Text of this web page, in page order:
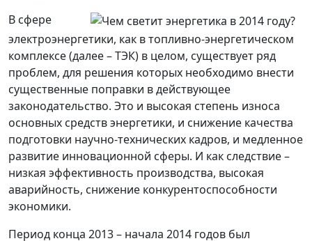
В сфере
электроэнергетики, как в топливно-энергетическом
комплексе (далее – ТЭК) в целом, существует ряд
проблем, для решения которых необходимо внести
существенные поправки в действующее
законодательство. Это и высокая степень износа
основных средств энергетики, и снижение качества
подготовки научно-технических кадров, и медленное
развитие инновационной сферы. И как следствие –
низкая эффективность производства, высокая
аварийность, снижение конкурентоспособности
экономики.
Период конца 2013 – начала 2014 годов был